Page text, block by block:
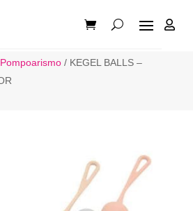

Pompoarismo/ KEGEL BALLS –